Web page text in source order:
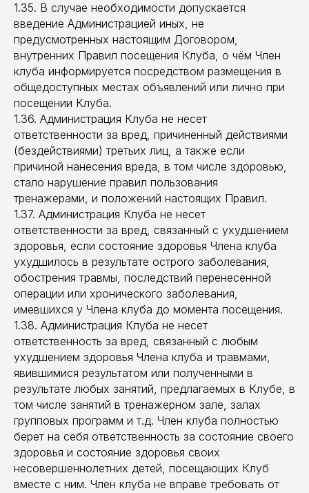
1.35. В случае необходимости допускается
введение Администрацией иных, не
предусмотренных настоящим Договором,
внутренних Правил посещения Клуба, о чём Член
клуба информируется посредством размещения в
общедоступных местах объявлений или лично при
посещении Клуба.
1.36. Администрация Клуба не несет
ответственности за вред, причиненный действиями
(бездействиями) третьих лиц, а также если
причиной нанесения вреда, в том числе здоровью,
стало нарушение правил пользования
тренажерами, и положений настоящих Правил.
1.37. Администрация Клуба не несет
ответственности за вред, связанный с ухудшением
здоровья, если состояние здоровья Члена клуба
ухудшилось в результате острого заболевания,
обострения травмы, последствий перенесенной
операции или хронического заболевания,
имевшихся у Члена клуба до момента посещения.
1.38. Администрация Клуба не несет
ответственность за вред, связанный с любым
ухудшением здоровья Члена клуба и травмами,
явившимися результатом или полученными в
результате любых занятий, предлагаемых в Клубе, в
том числе занятий в тренажерном зале, залах
групповых программ и т.д. Член клуба полностью
берет на себя ответственность за состояние своего
здоровья и состояние здоровья своих
несовершеннолетних детей, посещающих Клуб
вместе с ним. Член клуба не вправе требовать от